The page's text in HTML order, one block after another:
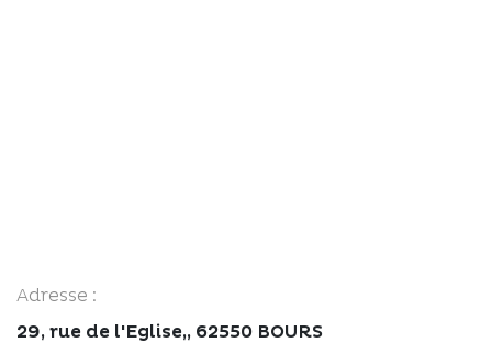
Adresse :
29, rue de l'Eglise,, 62550 BOURS